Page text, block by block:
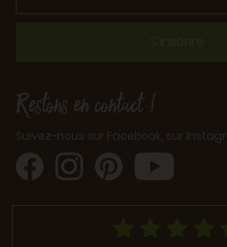
S'inscrire
Restons en contact !
Suivez-nous sur Facebook, sur